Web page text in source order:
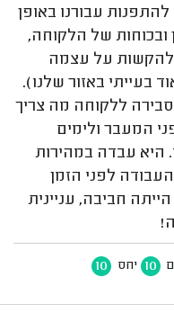
עבורנו באופן
ובכוחות של הלקוחה,
להקשות על עצמה
בעייתי באזור שלנו).
ללקוחה מה צריך
המעבר ולימים
היא עבדה במהירות
לפני הזמן
חביבה, עניינית
10 יחס 10